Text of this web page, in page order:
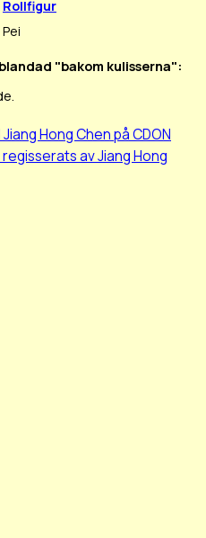
Rollfigur
Pei
"bakom kulisserna":
Hong Chen på CDON
av Jiang Hong